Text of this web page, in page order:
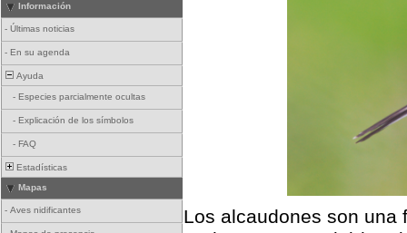
Información
- Últimas noticias
- En su agenda
Ayuda
- Especies parcialmente ocultas
- Explicación de los símbolos
- FAQ
Estadísticas
Mapas
- Aves nidificantes
Los alcaudones son una